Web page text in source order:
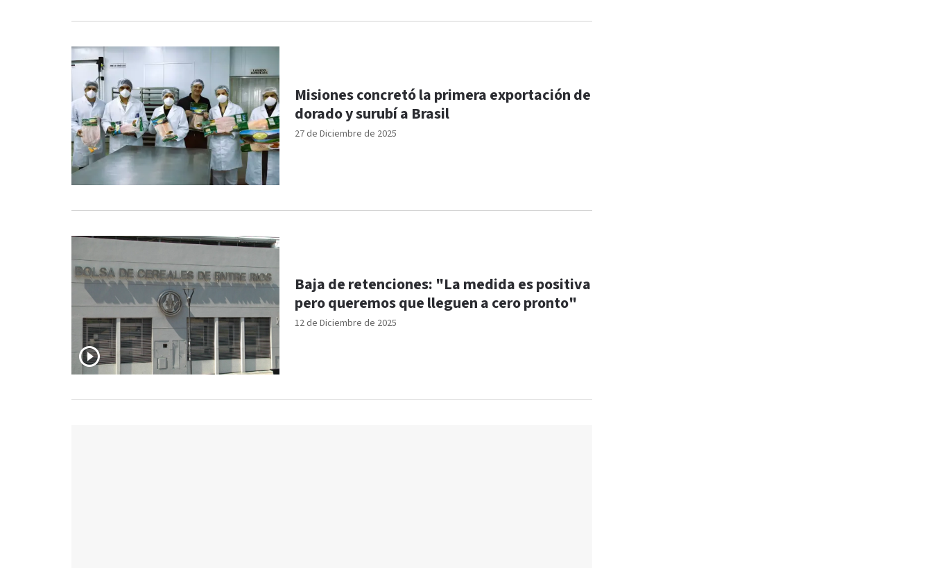
27 de Diciembre de 2025
Misiones concretó la primera exportación de
dorado y surubí a Brasil
12 de Diciembre de 2025
Baja de retenciones: "La medida es positiva
pero queremos que lleguen a cero pronto"